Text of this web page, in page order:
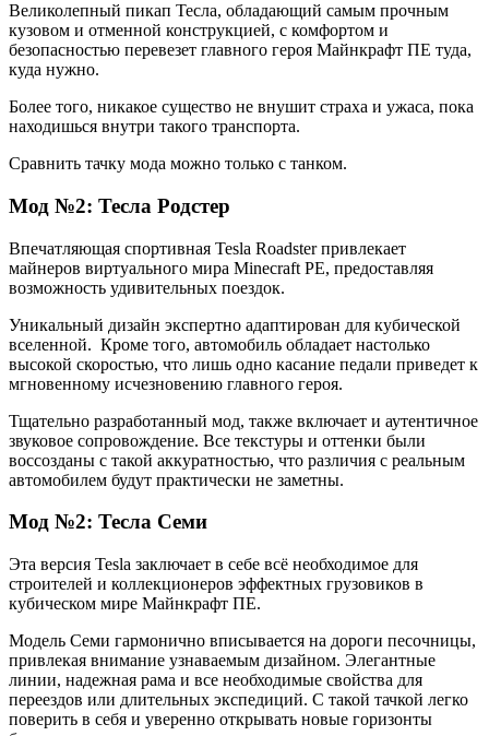
Великолепный пикап Тесла, обладающий самым прочным
кузовом и отменной конструкцией, с комфортом и
безопасностью перевезет главного героя Майнкрафт ПЕ туда,
куда нужно.
Более того, никакое существо не внушит страха и ужаса, пока
находишься внутри такого транспорта.
Сравнить тачку мода можно только с танком.
Мод №2: Тесла Родстер
Впечатляющая спортивная Tesla Roadster привлекает
майнеров виртуального мира Minecraft PE, предоставляя
возможность удивительных поездок.
Уникальный дизайн экспертно адаптирован для кубической
вселенной. Кроме того, автомобиль обладает настолько
высокой скоростью, что лишь одно касание педали приведет к
мгновенному исчезновению главного героя.
Тщательно разработанный мод, также включает и аутентичное
звуковое сопровождение. Все текстуры и оттенки были
воссозданы с такой аккуратностью, что различия с реальным
автомобилем будут практически не заметны.
Мод №2: Тесла Семи
Эта версия Tesla заключает в себе всё необходимое для
строителей и коллекционеров эффектных грузовиков в
кубическом мире Майнкрафт ПЕ.
Модель Семи гармонично вписывается на дороги песочницы,
привлекая внимание узнаваемым дизайном. Элегантные
линии, надежная рама и все необходимые свойства для
переездов или длительных экспедиций. С такой тачкой легко
поверить в себя и уверенно открывать новые горизонты